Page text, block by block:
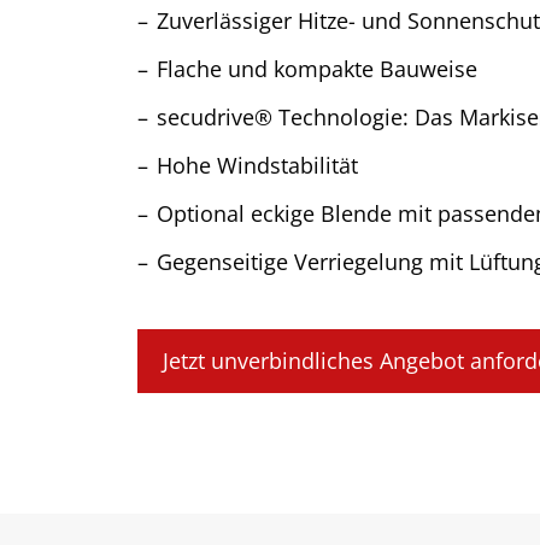
Zuverlässiger Hitze- und
Flache und kompakte Bauweise
secudrive® Technologie: Das
Hohe Windstabilität
Optional eckige Blende mit
Gegenseitige Verriegelung mit
Jetzt unverbindliches Angebot